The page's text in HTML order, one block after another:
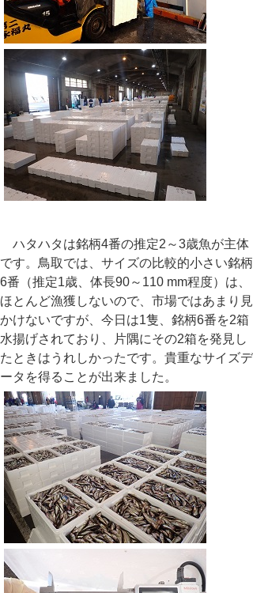
ハタハタは銘柄4番の推定2 ～3歳魚が主体
です。鳥取では、サイズの比較的小さい銘柄
6番（推定1歳、体長90～ 110 mm程度）は、
ほとんど漁獲しないので、市場ではあまり見
かけないですが、今日は1隻、銘柄6番を2箱
水揚げされており、片隅にその2箱を発見し
たときはうれしかったです。貴重なサイズデ
ータを得ることが出来ました。